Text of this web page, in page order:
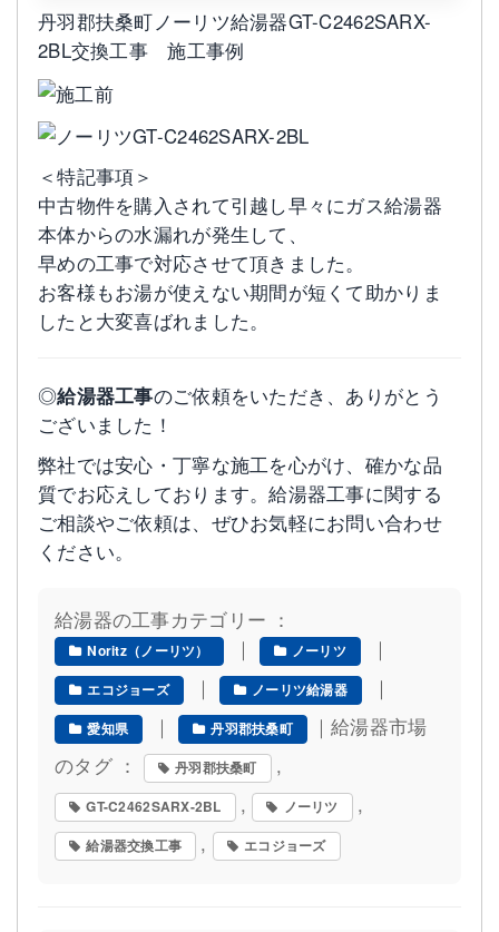
丹羽郡扶桑町ノーリツ給湯器GT-C2462SARX-
2BL交換工事 施工事例
＜特記事項＞
中古物件を購入されて引越し早々にガス給湯器
本体からの水漏れが発生して、
早めの工事で対応させて頂きました。
お客様もお湯が使えない期間が短くて助かりま
したと大変喜ばれました。
◎給湯器工事のご依頼をいただき、ありがとう
ございました！
弊社では安心・丁寧な施工を心がけ、確かな品
質でお応えしております。給湯器工事に関する
ご相談やご依頼は、ぜひお気軽にお問い合わせ
ください。
給湯器の工事カテゴリー ：
Noritz（ノーリツ） ｜ ノーリツ ｜
エコジョーズ ｜ ノーリツ給湯器 ｜
愛知県 ｜ 丹羽郡扶桑町
｜給湯器市場
のタグ ：
丹羽郡扶桑町 ,
GT-C2462SARX-2BL , ノーリツ ,
給湯器交換工事 , エコジョーズ